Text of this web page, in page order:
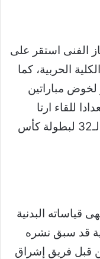
الفنى استقر على
الحربية، كما
7 و 11 سبتمبر لخوض مباراتين
للقاء ارتا
سولار بطل جيبوتى فى ذهاب دور الـ32 لبطولة كأس
قياساته البدنية
قد سبق نشره
قبل فريق إشراق